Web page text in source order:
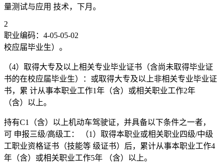
量测试与应用 技术，下月。
2
职业编码：4-05-05-02
校应届毕业生）。
（4）取得大专及以上相关专业毕业证书（含尚未取得毕业证
书的在校应届毕业生）：或取得大专及以上非相关专业毕业证
书，累 计从事本职业工作1年（含）或相关职业工作2年
（含）以上。
持有C1（含）以上机动车驾驶证，并具备以下条件之一者，
可 申报三级/高级工： （1）取得本职业或相关职业四级/中级
工职业资格证书（技能等 级证书）后，累计从事本职业工作4
年（含）或相关职业工作5年 （含）以上。